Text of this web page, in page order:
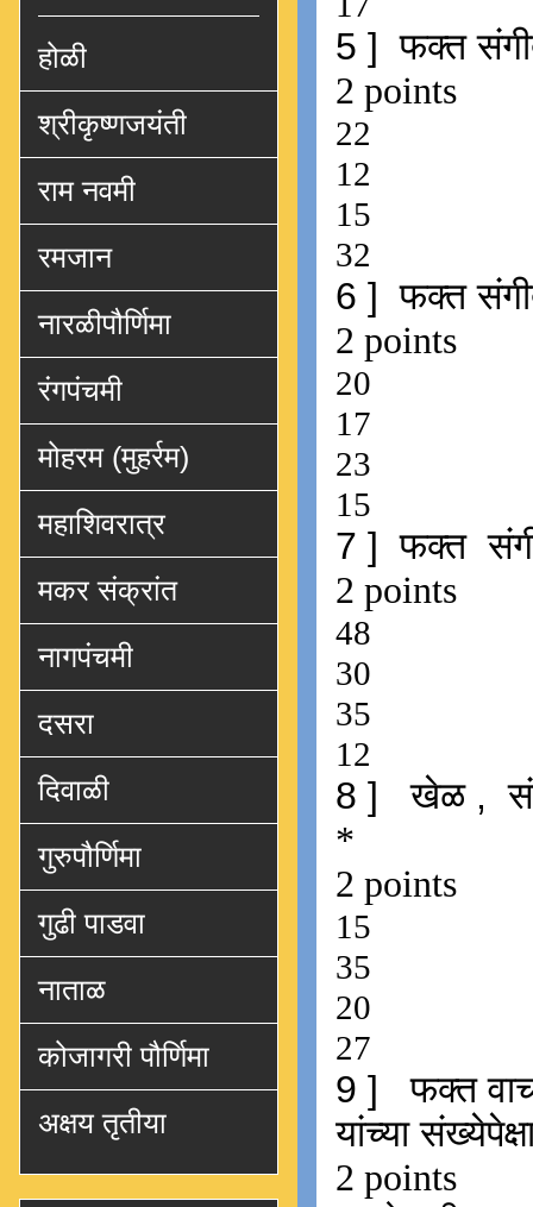
होळी
श्रीकृष्णजयंती
राम नवमी
रमजान
नारळीपौर्णिमा
रंगपंचमी
मोहरम (मुहर्रम)
महाशिवरात्र
मकर संक्रांत
नागपंचमी
दसरा
दिवाळी
गुरुपौर्णिमा
गुढी पाडवा
नाताळ
कोजागरी पौर्णिमा
अक्षय तृतीया